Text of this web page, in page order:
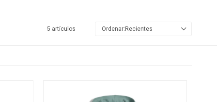
5 artículos Recientes